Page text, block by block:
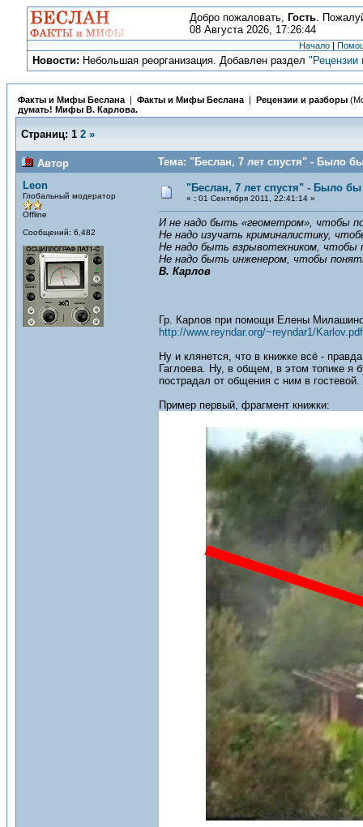
Добро пожаловать, Гость.
08 Августа 2026, 17:26:44
Начало |
Новости: Небольшая реорганизация. Добавлен раздел"Рецензии
Факты и Мифы Беслана | Факты и Мифы Беслана | Рецензии и разборы
думать! Мифы В. Карлова.
Страниц: 1 2 »
Автор
Тема: "Беслан, 7 лет спустя" - Было
Leon
Глобальный модератор
Offline
Сообщений: 6,482
"Беслан, 7 лет спустя" - Было
« : 01 Сентября 2011, 22:41:14 »
И не надо быть «геометром», чтобы
Не надо изучать криминалистику,
Не надо быть взрывотехником, чтобы
Не надо быть инженером, чтобы
В. Карлов
Гр. Карлов при помощи Елены
http://www.reyndar.org/~reyndar1/Karlov.pdf
Ну и клянется, что в книжке всё -
Гаглоева. Ну, в общем, в этом топике я
пострадал от общения с ним в
Пример первый, фрагмент книжки: